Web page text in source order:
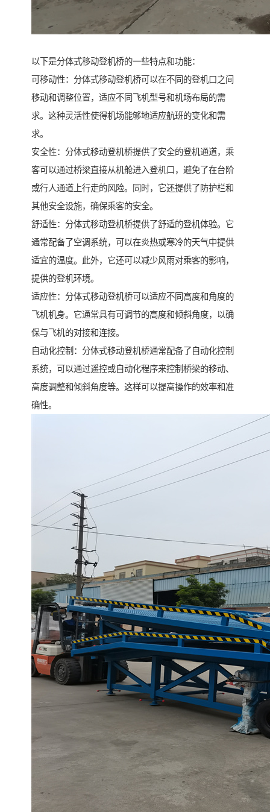
以下是分体式移动登机桥的一些特点和功能：
可移动性：分体式移动登机桥可以在不同的登机口之间
移动和调整位置，适应不同飞机型号和机场布局的需
求。这种灵活性使得机场能够地适应航班的变化和需
求。
安全性：分体式移动登机桥提供了安全的登机通道，乘
客可以通过桥梁直接从机舱进入登机口，避免了在台阶
或行人通道上行走的风险。同时，它还提供了防护栏和
其他安全设施，确保乘客的安全。
舒适性：分体式移动登机桥提供了舒适的登机体验。它
通常配备了空调系统，可以在炎热或寒冷的天气中提供
适宜的温度。此外，它还可以减少风雨对乘客的影响，
提供的登机环境。
适应性：分体式移动登机桥可以适应不同高度和角度的
飞机机身。它通常具有可调节的高度和倾斜角度，以确
保与飞机的对接和连接。
自动化控制：分体式移动登机桥通常配备了自动化控制
系统，可以通过遥控或自动化程序来控制桥梁的移动、
高度调整和倾斜角度等。这样可以提高操作的效率和准
确性。